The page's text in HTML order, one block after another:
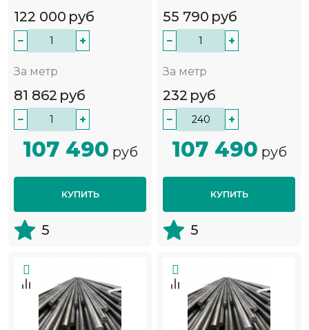
122 000 руб
− +
За метр
81 862 руб
− +
107 490 руб
КУПИТЬ
5
55 790 руб
− +
За метр
232 руб
− +
107 490 руб
КУПИТЬ
5